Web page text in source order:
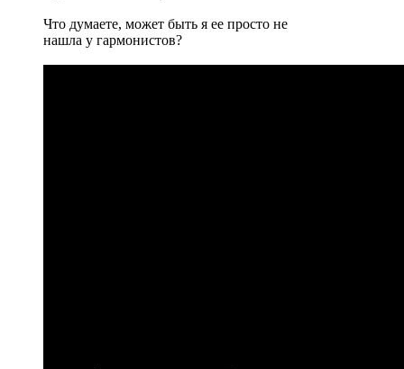
Что думаете, может быть я ее просто не
нашла у гармонистов?